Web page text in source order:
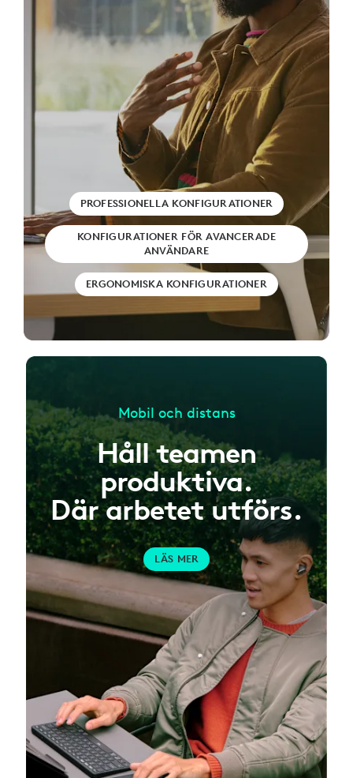
PROFESSIONELLA KONFIGURATIONER
KONFIGURATIONER FÖR AVANCERADE
ANVÄNDARE
ERGONOMISKA KONFIGURATIONER
Mobil och distans
Håll teamen
produktiva.
Där arbetet utförs.
LÄS MER